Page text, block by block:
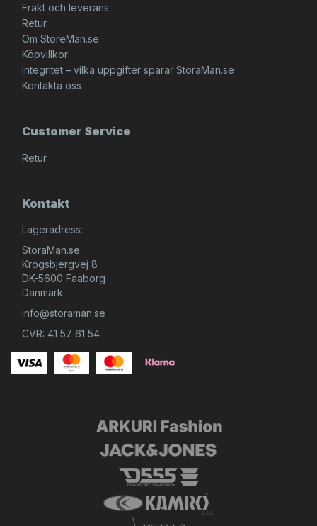
Frakt och leverans
Retur
Om StoreMan.se
Köpvillkor
Integritet – vilka uppgifter sparar StoraMan.se
Kontakta oss
Customer Service
Retur
Kontakt
Lageradress:
StoraMan.se
Krogsbjergvej 8
DK-5600 Faaborg
Danmark
info@storaman.se
CVR: 41 57 61 54